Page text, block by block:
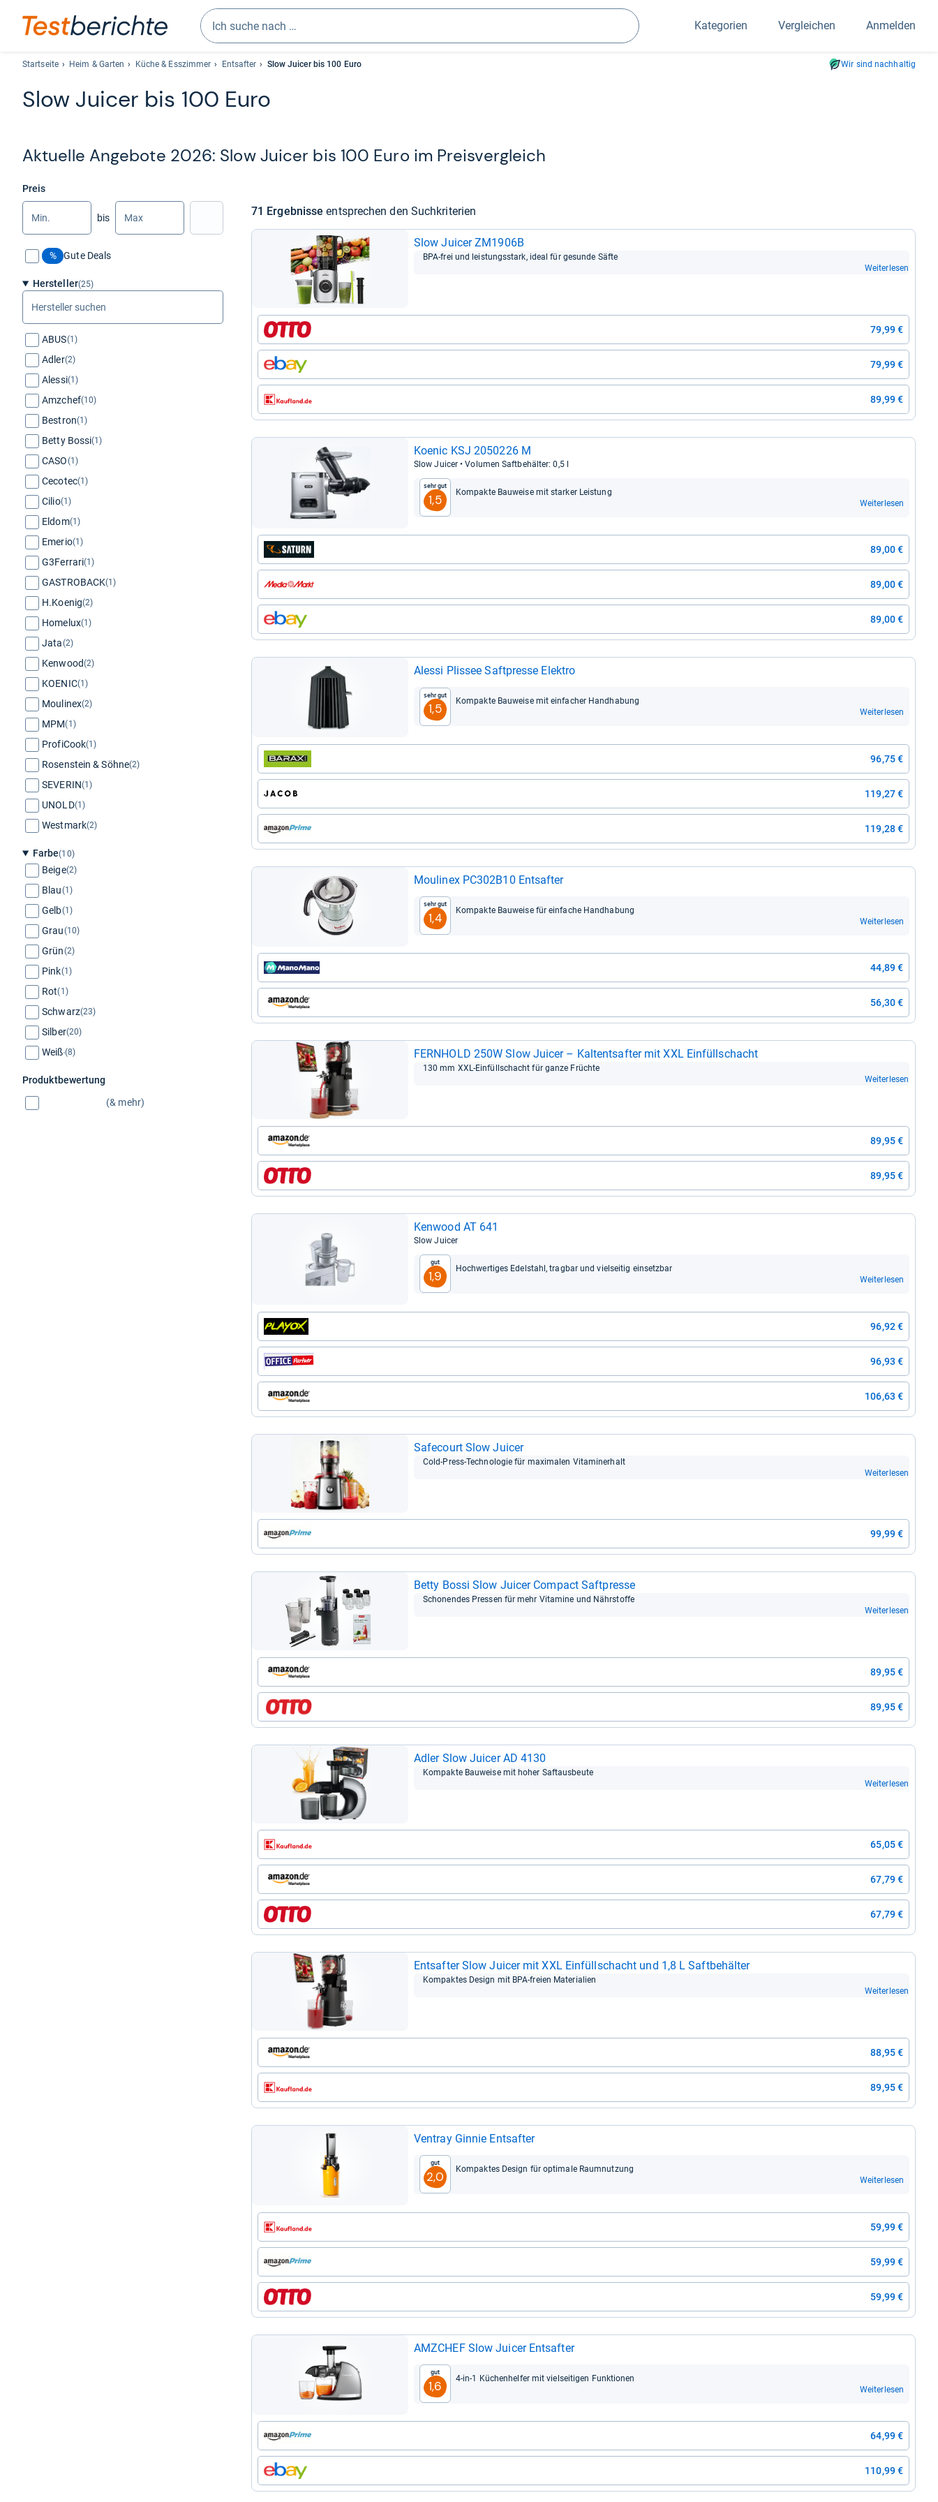
Suchen
Sie
drei
Zeichen
erscheinen
lassen
mit
Kategorien Vergleichen Anmelden
Startseite Heim & Garten Küche & Esszimmer Entsafter Slow Juicer bis 100 Euro Wir sind nachhaltig
Slow Jui­cer bis 100 Euro
Aktu­elle Ange­bote 2026: Slow Jui­cer bis 100 Euro im Preis­ver­gleich
Preis
Min.
bis
Max.
% Gute Deals
Hersteller(25)
Hersteller
suchen
ABUS(1)
Adler(2)
Alessi(1)
Amzchef(10)
Bestron(1)
Betty Bossi(1)
CASO(1)
Cecotec(1)
Cilio(1)
Eldom(1)
Emerio(1)
G3Ferrari(1)
GASTROBACK(1)
H.Koenig(2)
Homelux(1)
Jata(2)
Kenwood(2)
KOENIC(1)
Moulinex(2)
MPM(1)
ProfiCook(1)
Rosenstein & Söhne(2)
SEVERIN(1)
UNOLD(1)
Westmark(2)
Farbe(10)
Beige(2)
Blau(1)
Gelb(1)
Grau(10)
Grün(2)
Pink(1)
Rot(1)
Schwarz(23)
Silber(20)
Weiß(8)
Produktbewertung
(& mehr)
71 Ergeb­nisse ent­spre­chen den Such­kri­te­rien
Slow Jui­cer ZM1906B
BPA-​frei und leis­tungs­stark, ideal für gesunde Säfte
Weiterlesen
79,99 €
79,99 €
89,99 €
Koe­nic KSJ 2050226 M
Slow Jui­cer • Volu­men Saft­be­häl­ter: 0,5 l
Sehr gut
1,5
Kom­pakte Bau­weise mit star­ker Leis­tung
Weiterlesen
89,00 €
89,00 €
89,00 €
Alessi Plis­see Saft­presse Elek­tro
Sehr gut
1,5
Kom­pakte Bau­weise mit ein­fa­cher Hand­ha­bung
Weiterlesen
96,75 €
119,27 €
119,28 €
Mou­li­nex PC302B10 Ent­saf­ter
Sehr gut
1,4
Kom­pakte Bau­weise für ein­fa­che Hand­ha­bung
Weiterlesen
44,89 €
56,30 €
FERN­HOLD 250W Slow Jui­cer – Kal­tent­saf­ter mit XXL Ein­füll­schacht
130 mm XXL-​Ein­füll­schacht für ganze Früchte
Weiterlesen
89,95 €
89,95 €
Ken­wood AT 641
Slow Jui­cer
Gut
1,9
Hoch­wer­ti­ges Edel­stahl, trag­bar und viel­sei­tig ein­setz­bar
Weiterlesen
96,92 €
96,93 €
106,63 €
Safe­court Slow Jui­cer
Cold-​Press-​Tech­no­lo­gie für maxi­ma­len Vit­ami­ner­halt
Weiterlesen
99,99 €
Betty Bossi Slow Jui­cer Com­pact Saft­presse
Scho­nen­des Pres­sen für mehr Vit­amine und Nähr­stoffe
Weiterlesen
89,95 €
89,95 €
Adler Slow Jui­cer AD 4130
Kom­pakte Bau­weise mit hoher Saft­aus­beute
Weiterlesen
65,05 €
67,79 €
67,79 €
Ent­saf­ter Slow Jui­cer mit XXL Ein­füll­schacht und 1,8 L Saft­be­häl­ter
Kom­pak­tes Design mit BPA-​freien Mate­ria­lien
Weiterlesen
88,95 €
89,95 €
Ven­tray Gin­nie Ent­saf­ter
Gut
2,0
Kom­pak­tes Design für opti­male Raum­nut­zung
Weiterlesen
59,99 €
59,99 €
59,99 €
AMZ­CHEF Slow Jui­cer Ent­saf­ter
Gut
1,6
4-​in-​1 Küchen­hel­fer mit viel­sei­ti­gen Funk­tio­nen
Weiterlesen
64,99 €
110,99 €